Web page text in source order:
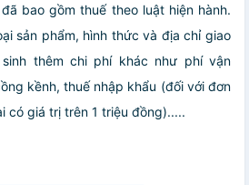
bao gồm thuế theo luật hiện hành.
sản phẩm, hình thức và địa chỉ giao
thêm chi phí khác như phí vận
kềnh, thuế nhập khẩu (đối với đơn
có giá trị trên 1 triệu đồng).....